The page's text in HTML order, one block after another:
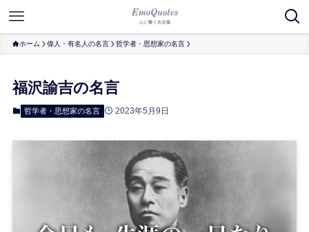
ホーム 偉人・有名人の名言 哲学者・思想家の名言
福沢諭吉の名言
哲学者・思想家の名言 2023年5月9日